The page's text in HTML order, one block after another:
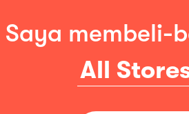
Saya membeli-
All